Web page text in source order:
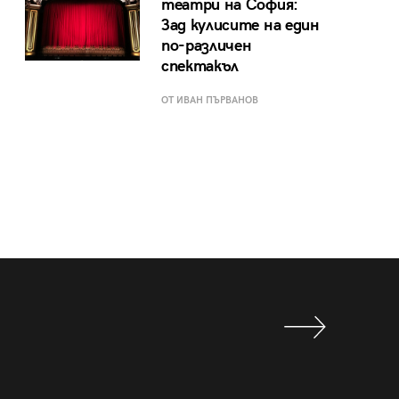
театри на София:
Зад кулисите на един
по-различен
спектакъл
ОТ ИВАН ПЪРВАНОВ